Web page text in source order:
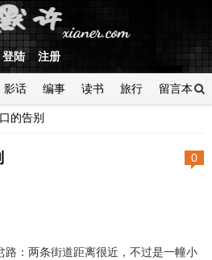
登陆 注册
影话 编事 读书 旅行 留言本
的告别
0
路：两条街道距离很近，不过是一幢小